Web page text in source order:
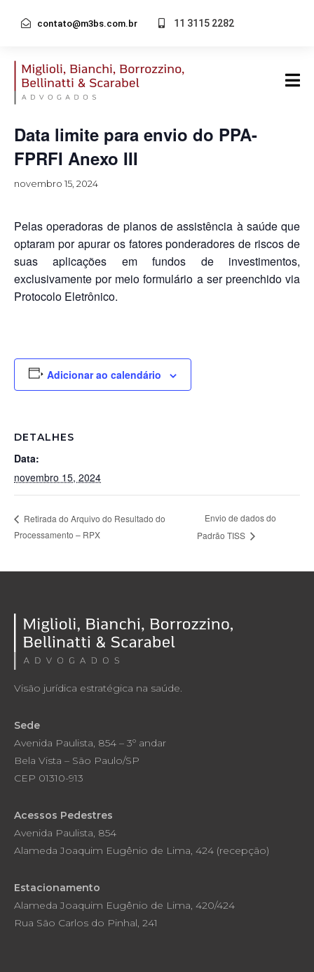
contato@m3bs.com.br 11 3115 2282
Este evento já passou.
Data limite para envio do PPA-
FPRFI Anexo III
novembro 15, 2024
Pelas operadoras de planos de assistência à saúde que
optaram por apurar os fatores ponderadores de riscos de
suas aplicações em fundos de investimentos,
exclusivamente por meio formulário a ser preenchido via
Protocolo Eletrônico.
Adicionar ao calendário
DETALHES
Data:
novembro 15, 2024
Retirada do Arquivo do Resultado do
Processamento – RPX
Envio de dados do
Padrão TISS
Visão jurídica estratégica na saúde.
Sede
Avenida Paulista, 854 – 3º andar
Bela Vista – São Paulo/SP
CEP 01310-913
Acessos Pedestres
Avenida Paulista, 854
Alameda Joaquim Eugênio de Lima, 424 (recepção)
Estacionamento
Alameda Joaquim Eugênio de Lima, 420/424
Rua São Carlos do Pinhal, 241